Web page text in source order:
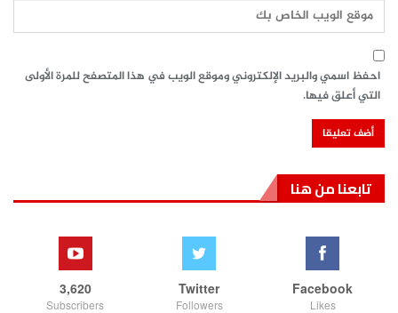
احفظ اسمي والبريد الإلكتروني وموقع الويب في هذا المتصفح للمرة الأولى
التي أعلق فيها.
تابعنا من هنا
Facebook
Likes
Twitter
Followers
3,620
Subscribers